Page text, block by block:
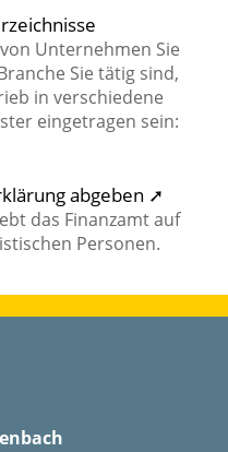
Unternehmen Sie
Sie tätig sind,
in verschiedene
eingetragen sein:
abgeben ➚
das Finanzamt auf
Personen.